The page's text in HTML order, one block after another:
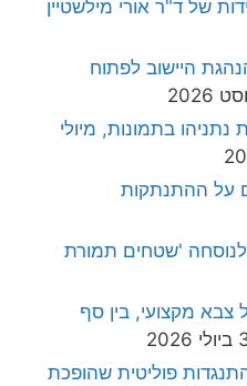
של ד"ר אורי מילשטיין
היישוב לפתוח
בתמונות, מיולי
על ההתנתקות
לנוסחה 'שטחים תמורת
צבא מקצועי, בין סף
פוליטית שהופכת